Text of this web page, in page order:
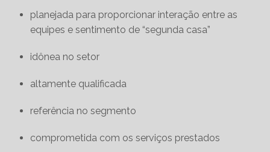
planejada para proporcionar interação entre as
equipes e sentimento de “segunda casa”
idônea no setor
altamente qualificada
referência no segmento
comprometida com os serviços prestados